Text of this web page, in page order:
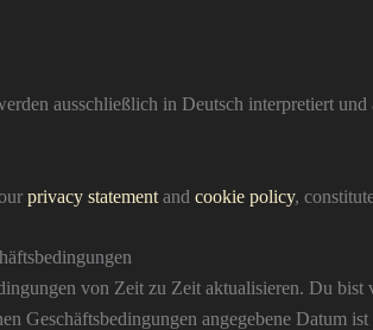
ausschließlich in Deutsch interpretiert
privacy statement and cookie policy,
von Zeit zu Zeit aktualisieren. Du
Geschäftsbedingungen angegebene Datum